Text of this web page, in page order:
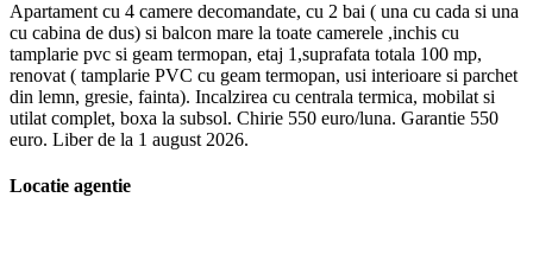
Apartament cu 4 camere decomandate, cu 2 bai ( una cu cada si una
cu cabina de dus) si balcon mare la toate camerele ,inchis cu
tamplarie pvc si geam termopan, etaj 1,suprafata totala 100 mp,
renovat ( tamplarie PVC cu geam termopan, usi interioare si parchet
din lemn, gresie, fainta). Incalzirea cu centrala termica, mobilat si
utilat complet, boxa la subsol. Chirie 550 euro/luna. Garantie 550
euro. Liber de la 1 august 2026.
Locatie agentie